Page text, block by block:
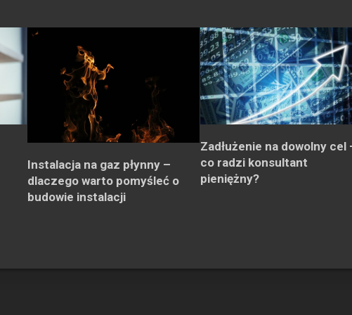
Instalacja na gaz płynny –
dlaczego warto pomyśleć o
budowie instalacji
Zadłużenie na dowolny cel
co radzi konsultant
pieniężny?